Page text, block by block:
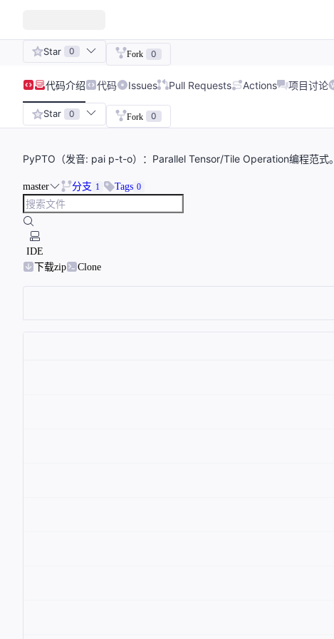
Star 0 Fork 0
代码介绍 代码 Issues Pull Requests Actions 项目讨论
Star 0 Fork 0
PyPTO（发音: pai p-t-o）：Parallel Tensor/Tile Operation编程范式。
master 分支 1 Tags 0
IDE
下载zip
Clone